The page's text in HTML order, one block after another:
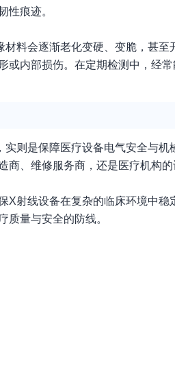
性痕迹。
料会逐渐老化变硬、变脆，甚至
或内部损伤。在定期检测中，经
则是保障医疗设备电气安全与机
、维修服务商，还是医疗机构的
X射线设备在复杂的临床环境中稳
质量与安全的防线。